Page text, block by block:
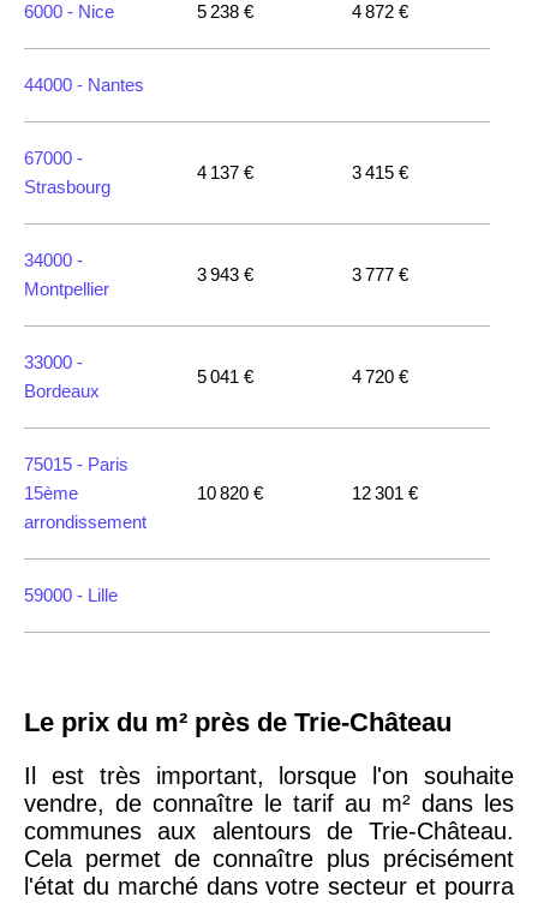
6000 - Nice 5 238 € 4 872 €
44000 - Nantes
67000 -
Strasbourg
4 137 € 3 415 €
34000 -
Montpellier
3 943 € 3 777 €
33000 -
Bordeaux
5 041 € 4 720 €
75015 - Paris
15ème
arrondissement
10 820 € 12 301 €
59000 - Lille
75018 -
18ème
arrondissement
10 114 € 11 322 €
75020 -Paris
Le prix du m² près de Trie-Château
Il est très important, lorsque l'on souhaite
vendre, de connaître le tarif au m² dans les
communes aux alentours de Trie-Château.
Cela permet de connaître plus précisément
l'état du marché dans votre secteur et pourra